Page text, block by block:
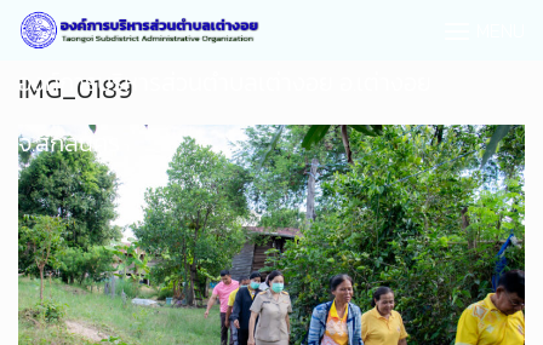
องค์การบริหารส่วนตำบลเต่างอย อ.เต่างอย
จ.สกลนคร
IMG_0189